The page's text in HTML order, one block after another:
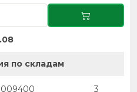
по складам
3